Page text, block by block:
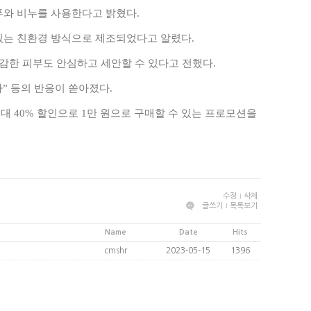
비누를 사용한다고 밝혔다.
친환경 방식으로 제조되었다고 알렸다.
한 피부도 안심하고 세안할 수 있다고 전했다.
” 등의 반응이 쏟아졌다.
40% 할인으로 1 만 원으로 구매할 수 있는 프로모션을
수정
삭제
글쓰기
목록보기
Name Date Hits
cmshr 2023-05-15 1396